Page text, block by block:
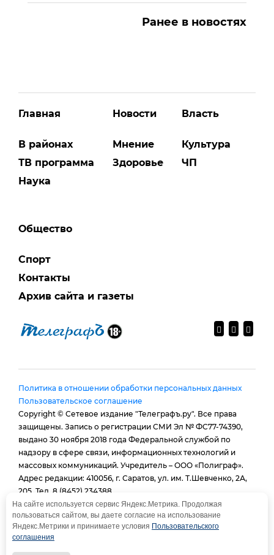
Ранее в новостях
Главная
В районах
ТВ программа
Наука
Новости
Мнение
Здоровье
Власть
Культура
ЧП
Общество
Спорт
Контакты
Архив сайта и газеты
Политика в отношении обработки персональных данных
Пользовательское соглашение
Copyright © Сетевое издание "Телеграфъ.ру". Все права
защищены. Запись о регистрации СМИ Эл № ФС77-74390,
выдано 30 ноября 2018 года Федеральной службой по
надзору в сфере связи, информационных технологий и
массовых коммуникаций. Учредитель – ООО «Полиграф».
Адрес редакции: 410056, г. Саратов, ул. им. Т.Шевченко, 2А,
205. Тел. 8 (8452) 234388.
E-mail: provtelegraf@gmail.com
И.о. главного редактора: Голубева Е. В.
При использовании материалов сайта - гиперссылка
обязательна
На сайте используется сервис Яндекс.Метрика. Продолжая
пользоваться сайтом, вы даете согласие на использование
Яндекс.Метрики и принимаете условия Пользовательского
соглашения